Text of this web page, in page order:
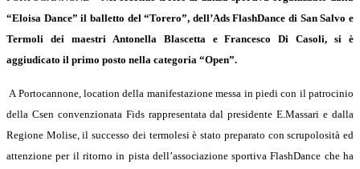
“Eloisa Dance” il balletto del “Torero”, dell’Ads FlashDance di San Salvo e
Termoli dei maestri Antonella Blascetta e Francesco Di Casoli, si è
aggiudicato il primo posto nella categoria “Open”.
A Portocannone, location della manifestazione messa in piedi con il patrocinio
della Csen convenzionata Fids rappresentata dal presidente E.Massari e dalla
Regione Molise, il successo dei termolesi è stato preparato con scrupolosità ed
attenzione per il ritorno in pista dell’associazione sportiva FlashDance che ha